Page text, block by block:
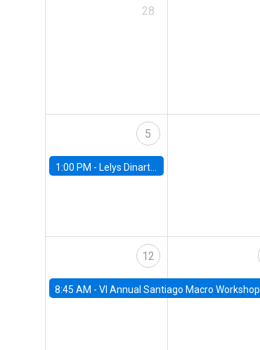
28
5
1:00 PM - Lelys Dinarte, Banco Mundial
12
8:45 AM - VI Annual Santiago Macro Workshop